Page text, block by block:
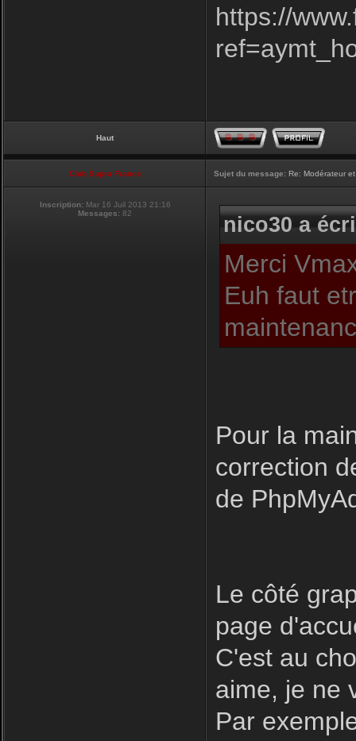
https://
Haut
Club Supra France Sujet du message: Re: Modérateur
Inscription: Mar 16 Juil 2013 21:16
Messages: 82 nico30 a
Merci
Euh faut
Pour la
correction
de
Le côté
page
C'est au
aime, je ne
Par